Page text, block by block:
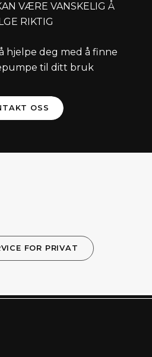
VÆRE VANSKELIG Å
RIKTIG
hjelpe deg med å finne
til ditt bruk
OSS
FOR PRIVAT